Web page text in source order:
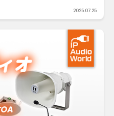
2025.07.25